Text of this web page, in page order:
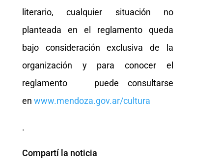
literario, cualquier situación no
planteada en el reglamento queda
bajo consideración exclusiva de la
organización y para conocer el
reglamento puede consultarse
en www.mendoza.gov.ar/cultura
.
Compartí la noticia